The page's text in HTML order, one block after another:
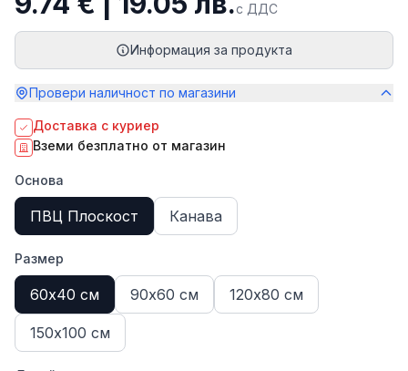
с ДДС
Информация за продукта
Провери наличност по магазини
Доставка с куриер
Вземи безплатно от магазин
Основа
ПВЦ Плоскост Канава
Размер
60х40 см 90х60 см 120х80 см
150х100 см